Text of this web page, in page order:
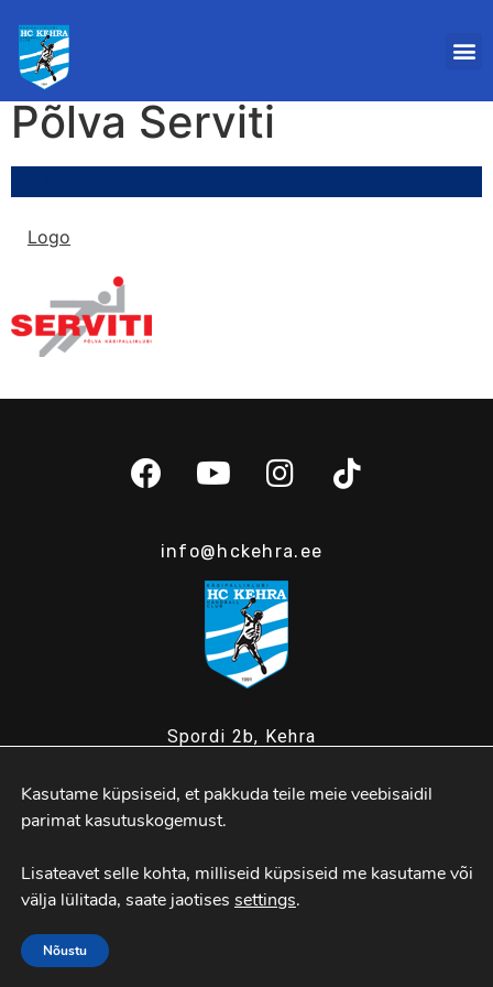
Põlva Serviti
Logo
info@hckehra.ee
Spordi 2b, Kehra
MTÜ Kehra Käsipall
Kasutame küpsiseid, et pakkuda teile meie veebisaidil
parimat kasutuskogemust.
Lisateavet selle kohta, milliseid küpsiseid me kasutame või
välja lülitada, saate jaotises settings.
Nõustu